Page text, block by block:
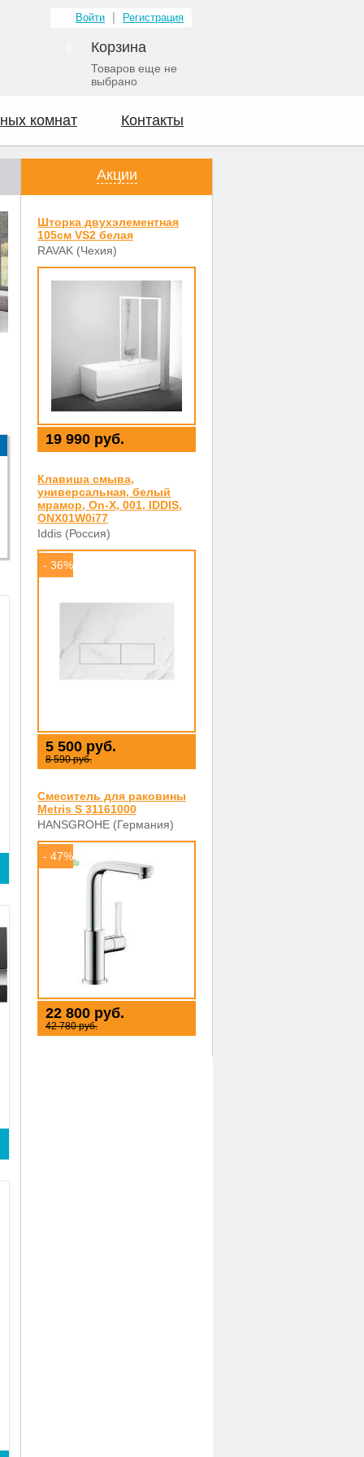
Войти Регистрация
Корзина
Товаров еще не
выбрано
комнат Контакты
Акции
Шторка двухэлементная
105см VS2 белая
RAVAK (Чехия)
19 990 руб.
Клавиша смыва,
универсальная, белый
мрамор, On-X, 001, IDDIS,
ONX01W0i77
Iddis (Россия)
- 36%
5 500 руб.
8 590 руб.
Смеситель для раковины
Metris S 31161000
HANSGROHE (Германия)
- 47%
22 800 руб.
42 780 руб.